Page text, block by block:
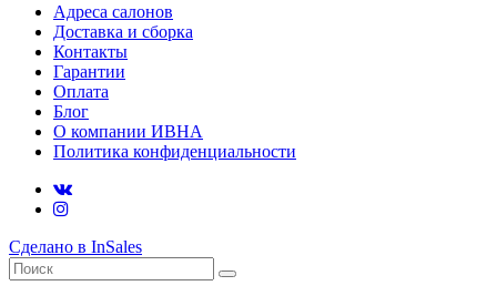
Адреса салонов
Доставка и сборка
Контакты
Гарантии
Оплата
Блог
О компании ИВНА
Политика конфиденциальности
Сделано в InSales